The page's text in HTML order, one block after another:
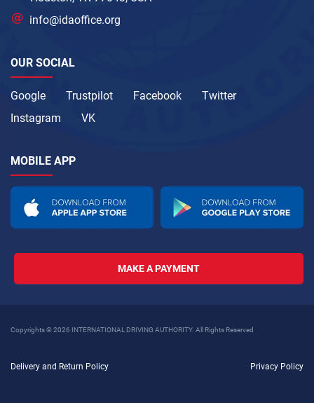
info@idaoffice.org
OUR SOCIAL
Google Trustpilot Facebook
Twitter
Instagram
VK
MOBILE APP
MAKE A PAYMENT
Copyrights © 2026 INTERNATIONAL DRIVING AUTHORITY. All Rights Reserved
Delivery and Return Policy Privacy Policy